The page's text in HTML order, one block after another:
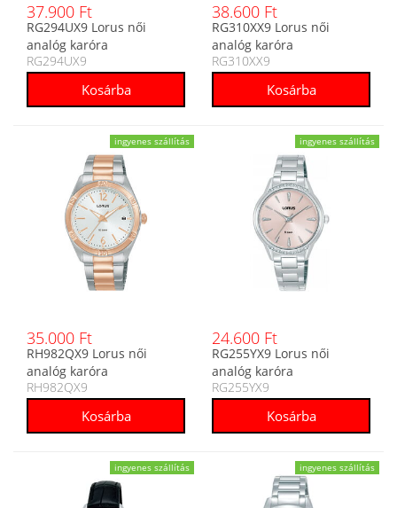
37.900 Ft
RG294UX9 Lorus női
analóg karóra
RG294UX9
38.600 Ft
RG310XX9 Lorus női
analóg karóra
RG310XX9
ingyenes szállítás
35.000 Ft
RH982QX9 Lorus női
analóg karóra
RH982QX9
ingyenes szállítás
24.600 Ft
RG255YX9 Lorus női
analóg karóra
RG255YX9
ingyenes szállítás ingyenes szállítás